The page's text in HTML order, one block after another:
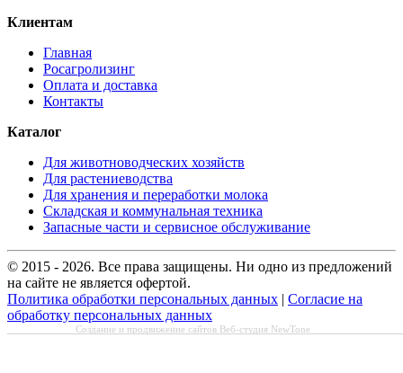
Клиентам
Главная
Росагролизинг
Оплата и доставка
Контакты
Каталог
Для животноводческих хозяйств
Для растениеводства
Для хранения и переработки молока
Складская и коммунальная техника
Запасные части и сервисное обслуживание
© 2015 - 2026. Все права защищены. Ни одно из предложений
на сайте не является офертой.
Политика обработки персональных данных | Согласие на
обработку персональных данных
Создание и продвижение сайтовВеб-студия NewTone